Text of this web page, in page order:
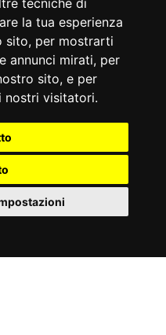
tecniche di
la tua esperienza
sito, per mostrarti
annunci mirati, per
sito, e per
nostri visitatori.
di Venezia.
attraversare a nuoto la
invece che crede di
proporzionale al peso delle